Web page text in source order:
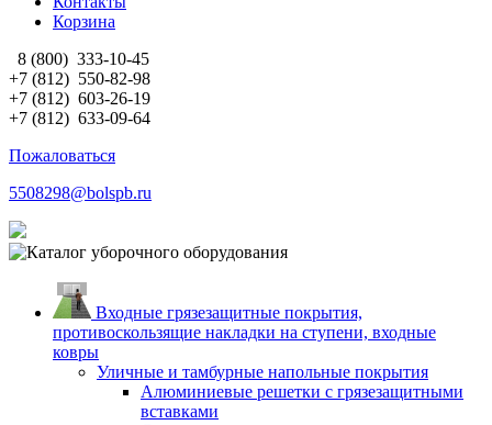
Корзина
8 (800) 333-10-45
+7 (812) 550-82-98
+7 (812) 603-26-19
+7 (812) 633-09-64
Пожаловаться
5508298@bolspb.ru
Входные грязезащитные покрытия,
противоскользящие накладки на ступени, входные
ковры
Уличные и тамбурные напольные покрытия
Алюминиевые решетки с грязезащитными
вставками